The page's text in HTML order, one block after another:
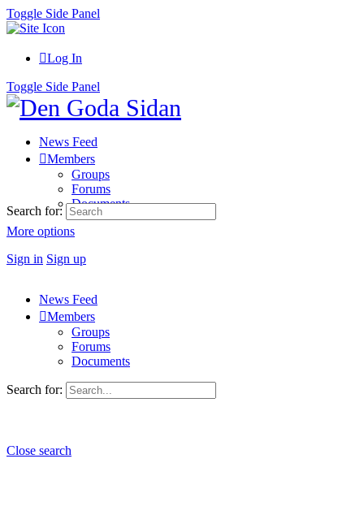
Toggle Side Panel
Log In
Toggle Side Panel
News Feed
Members
Groups
Forums
Documents
More options
Sign in Sign up
Search for:
News Feed
Members
Groups
Forums
Documents
Search for:
Close search